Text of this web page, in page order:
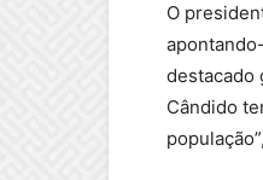
O
destacado
Cândido